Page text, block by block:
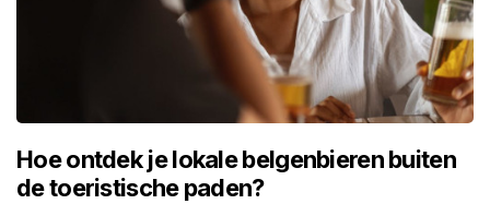
Hoe ontdek je lokale belgenbieren buiten
de toeristische paden?